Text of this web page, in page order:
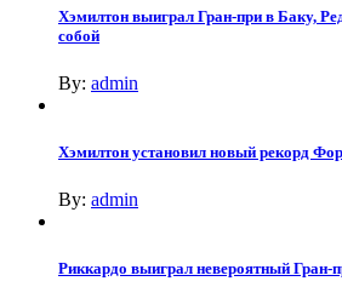
Хэмилтон выиграл Гран-при в Баку,
собой
By: admin
Хэмилтон установил новый рекорд
By: admin
Риккардо выиграл невероятный Гран-